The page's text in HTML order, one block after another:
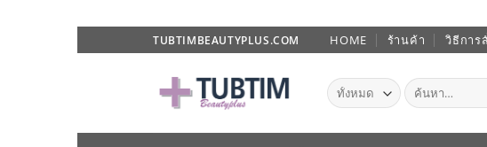
ไป
TUBTIMBEAUTYPLUS.COM HOME ร้านค้า วิธีการ
ค้นหา: